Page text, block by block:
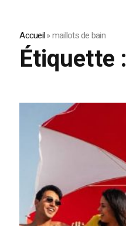
Accueil»maillots de bain
Étiquette :